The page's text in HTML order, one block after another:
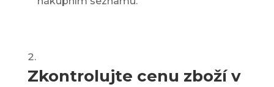
Zkontrolujte cenu zboží v